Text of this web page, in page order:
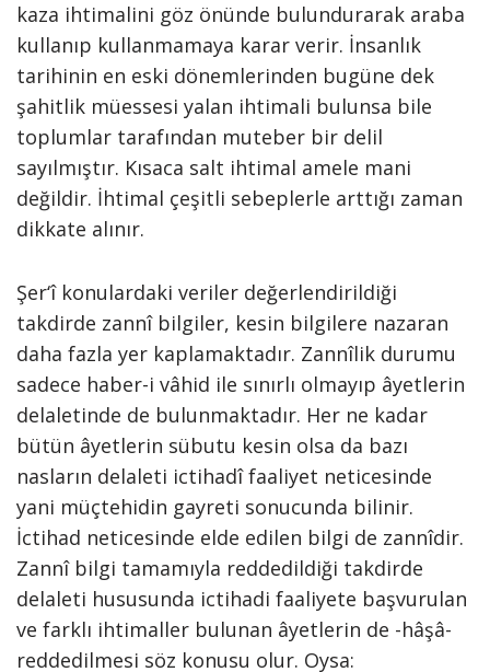
kaza ihtimalini göz önünde bulundurarak araba
kullanıp kullanmamaya karar verir. İnsanlık
tarihinin en eski dönemlerinden bugüne dek
şahitlik müessesi yalan ihtimali bulunsa bile
toplumlar tarafından muteber bir delil
sayılmıştır. Kısaca salt ihtimal amele mani
değildir. İhtimal çeşitli sebeplerle arttığı zaman
dikkate alınır.
Şer‘î konulardaki veriler değerlendirildiği
takdirde zannî bilgiler, kesin bilgilere nazaran
daha fazla yer kaplamaktadır. Zannîlik durumu
sadece haber-i vâhid ile sınırlı olmayıp âyetlerin
delaletinde de bulunmaktadır. Her ne kadar
bütün âyetlerin sübutu kesin olsa da bazı
nasların delaleti ictihadî faaliyet neticesinde
yani müçtehidin gayreti sonucunda bilinir.
İctihad neticesinde elde edilen bilgi de zannîdir.
Zannî bilgi tamamıyla reddedildiği takdirde
delaleti hususunda ictihadi faaliyete başvurulan
ve farklı ihtimaller bulunan âyetlerin de -hâşâ-
reddedilmesi söz konusu olur. Oysa: